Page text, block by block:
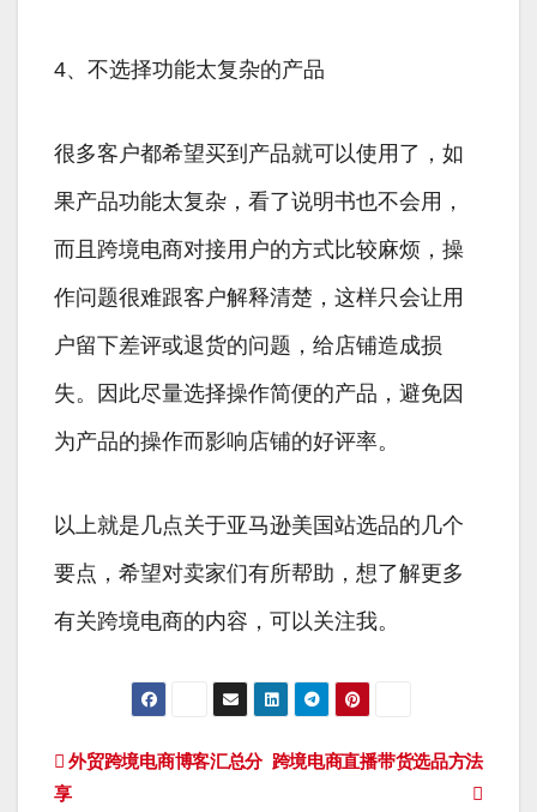
4、不选择功能太复杂的产品
很多客户都希望买到产品就可以使用了，如
果产品功能太复杂，看了说明书也不会用，
而且跨境电商对接用户的方式比较麻烦，操
作问题很难跟客户解释清楚，这样只会让用
户留下差评或退货的问题，给店铺造成损
失。因此尽量选择操作简便的产品，避免因
为产品的操作而影响店铺的好评率。
以上就是几点关于亚马逊美国站选品的几个
要点，希望对卖家们有所帮助，想了解更多
有关跨境电商的内容，可以关注我。
文
跨境电商直播带货选品方法
外贸跨境电商博客汇总分
享